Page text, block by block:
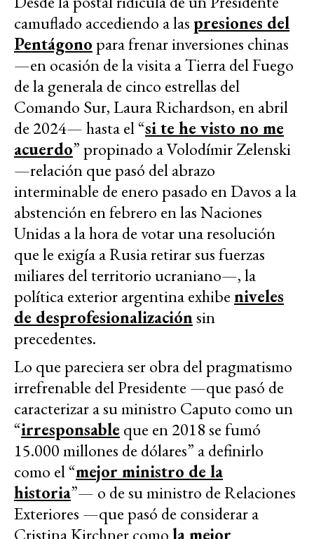
camuflado accediendo a laspresiones del
Pentágono para frenar inversiones chinas
—en ocasión de la visita a Tierra del Fuego
de la generala de cinco estrellas del
Comando Sur, Laura Richardson, en abril
de 2024— hasta el “si te he visto no me
acuerdo” propinado a Volodímir Zelenski
—relación que pasó del abrazo
interminable de enero pasado en Davos a la
abstención en febrero en las Naciones
Unidas a la hora de votar una resolución
que le exigía a Rusia retirar sus fuerzas
miliares del territorio ucraniano—, la
política exterior argentina exhibeniveles
de desprofesionalizaciónsin
precedentes.
Lo que pareciera ser obra del pragmatismo
irrefrenable del Presidente —que pasó de
caracterizar a su ministro Caputo como un
“irresponsable que en 2018 se fumó
15.000 millones de dólares” a definirlo
como el “mejor ministro de la
historia”— o de su ministro de Relaciones
Exteriores —que pasó de considerar a
Cristina Kirchner comola mejor